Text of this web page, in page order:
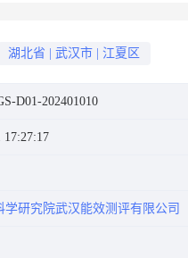
湖北省 武汉市 江夏区
D01-202401010
17:27:17
学研究院武汉能效测评有限公司